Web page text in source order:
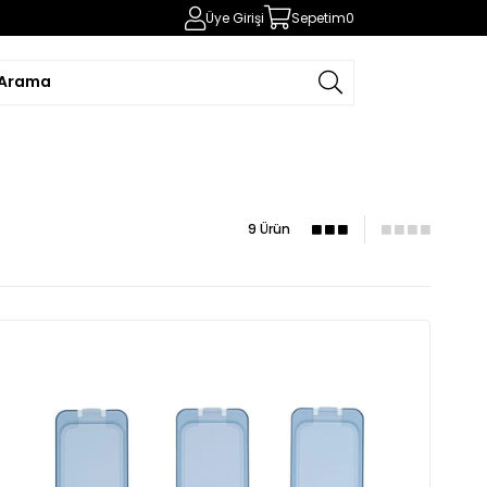
Üye Girişi Sepetim0
9 Ürün